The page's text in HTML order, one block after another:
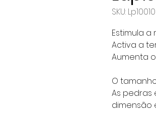
SKU: Lp10010
Estimula
Activa a
Aumenta
O
As pedras
dimensão